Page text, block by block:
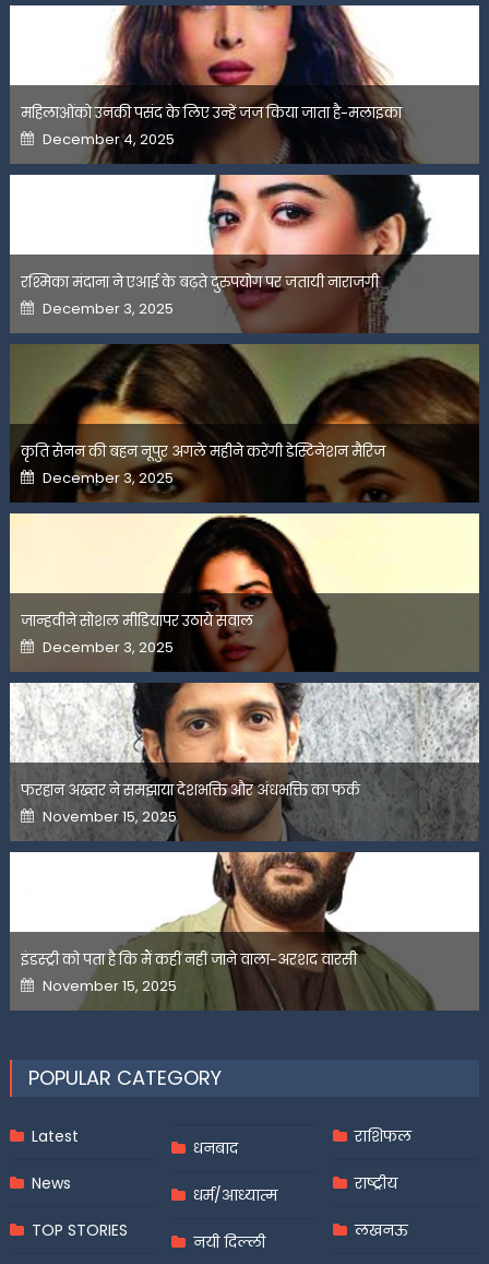
महिलाओंको उनकी पसंद के लिए उन्हें जज किया जाता है-मलाइका
Posted
on
December 4, 2025
रश्मिका मंदाना ने एआई के बढ़ते दुरुपयोग पर जतायी नाराजगी
Posted
on
December 3, 2025
कृति सेनन की बहन नूपुर अगले महीने करेंगी डेस्टिनेशन मैरिज
Posted
on
December 3, 2025
जान्हवीने सोशल मीडियापर उठाये सवाल
Posted
on
December 3, 2025
फरहान अख्तर ने समझाया देशभक्ति और अंधभक्ति का फर्क
Posted
on
November 15, 2025
इंडस्ट्री को पता है कि मैं कहीं नहीं जाने वाला-अरशद वारसी
Posted
on
November 15, 2025
POPULAR CATEGORY
Latest
News
TOP STORIES
धनबाद
धर्म/आध्यात्म
नयी दिल्ली
राशिफल
राष्ट्रीय
लखनऊ